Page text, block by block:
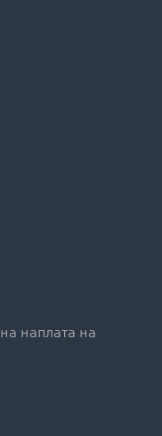
наплата на